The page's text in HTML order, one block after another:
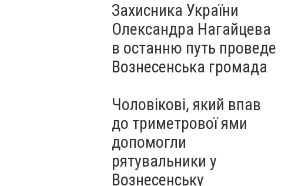
Захисника України
Олександра Нагайцева
в останню путь проведе
Вознесенська громада
Чоловікові, який впав
до триметрової ями
допомогли
рятувальники у
Вознесенську